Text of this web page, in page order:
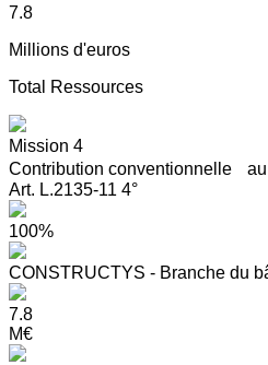
7.8
Millions d'euros
Total Ressources
Mission 4
Contribution conventionnelle
Art. L.2135-11 4°
100%
CONSTRUCTYS - Branche du
7.8
M€